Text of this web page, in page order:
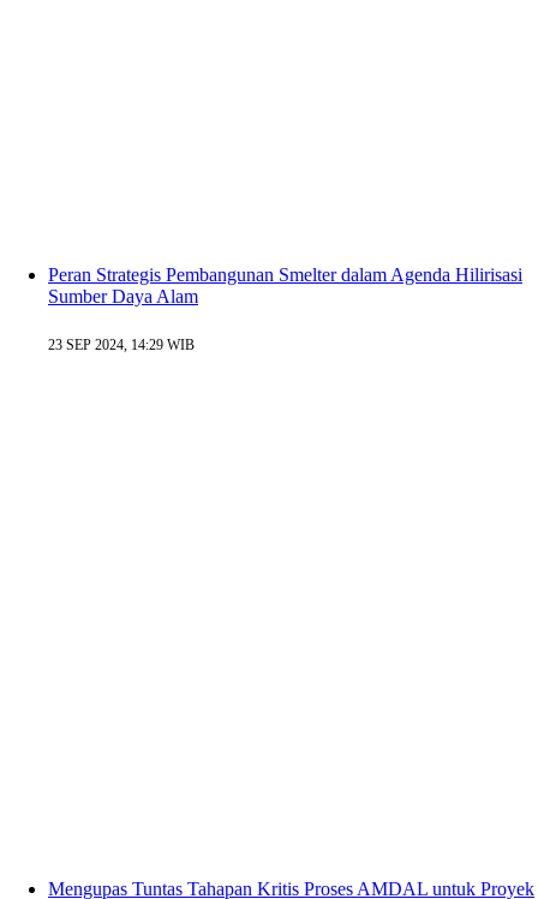
Peran Strategis Pembangunan Smelter dalam Agenda Hilirisasi
Sumber Daya Alam
23 SEP 2024, 14:29 WIB
Mengupas Tuntas Tahapan Kritis Proses AMDAL untuk Proyek